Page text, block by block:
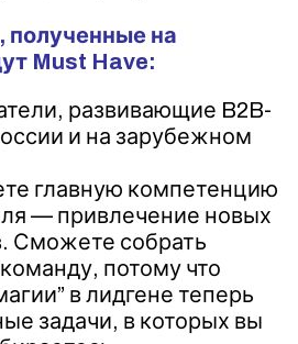
полученные на
Must Have:
развивающие B2B-
и на зарубежном
главную компетенцию
— привлечение новых
Сможете собрать
потому что
в лидгене теперь
задачи, в которых вы